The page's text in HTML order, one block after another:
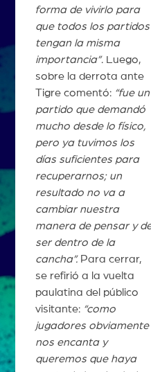
forma de vivirlo para
que todos los partidos
tengan la misma
importancia”. Luego,
sobre la derrota ante
Tigre comentó:“fue un
partido que demandó
mucho desde lo físico,
pero ya tuvimos los
días suficientes para
recuperarnos; un
resultado no va a
cambiar nuestra
manera de pensar y
ser dentro de la
cancha”.Para cerrar,
se refirió a la vuelta
paulatina del público
visitante: “como
jugadores obviamente
nos encanta y
queremos que haya